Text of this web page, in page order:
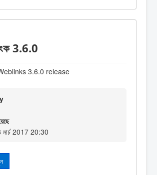
3.6.0
3.6.0 release
মার্চ 2017 20:30